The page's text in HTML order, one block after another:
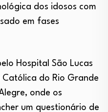
dos idosos com
em fases
Hospital São Lucas
do Rio Grande
onde os
um questionário de